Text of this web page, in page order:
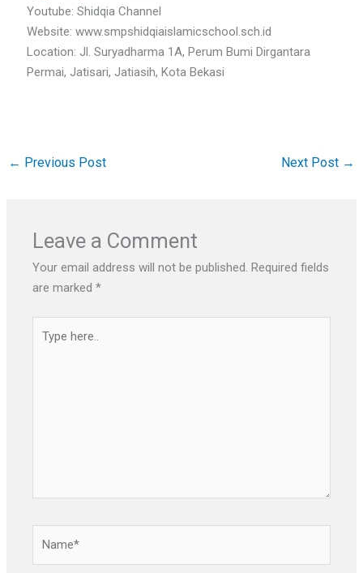
Youtube: Shidqia Channel
Website: www.smpshidqiaislamicschool.sch.id
Location: Jl. Suryadharma 1A, Perum Bumi Dirgantara
Permai, Jatisari, Jatiasih, Kota Bekasi
← Previous Post Next Post →
Leave a Comment
Your email address will not be published. Required fields
are marked*
here..